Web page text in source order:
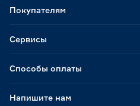
Способы оплаты
Покупателям
Сервисы
Напишите нам